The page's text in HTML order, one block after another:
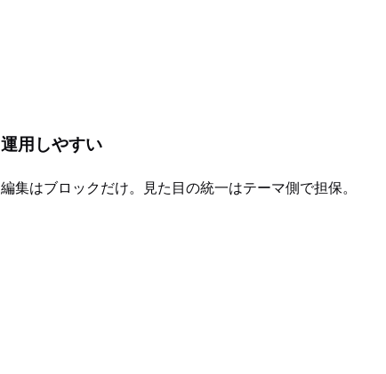
運用しやすい
編集はブロックだけ。見た目の統一はテーマ側で担保。